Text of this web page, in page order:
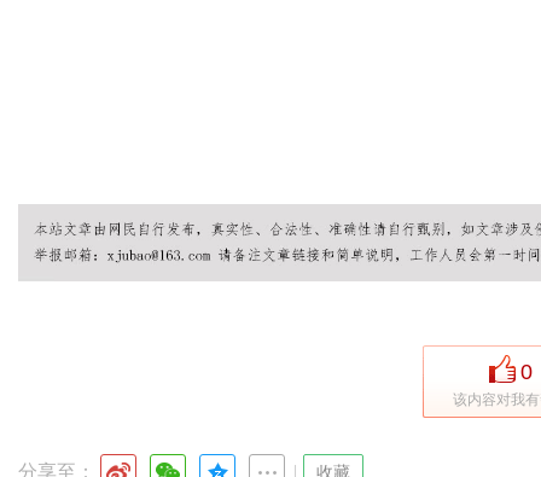
0
该内容对我
分享至： 收藏